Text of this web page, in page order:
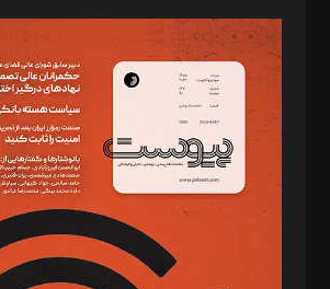
مدیر مسئول: محمدباقر اثنی‌عشری
سردبیر: مهرک محمودی
دبیر تحریریه: میثم قاسمی
د‌بیر ناداستان: سمانه سمیع
د‌بیر خدمت و تجارت: ابوالفضل رجبی
د‌بیر حقوق فناوری: حسام‌الدین ایپکچی
د‌بیر پیوست جهان: مینا پاکدل
د‌بیر تحریریه آنلاین: بابک نقاش
تحریریه‌: مجتبی محمود‌ی، آرش برهمند، یسنا